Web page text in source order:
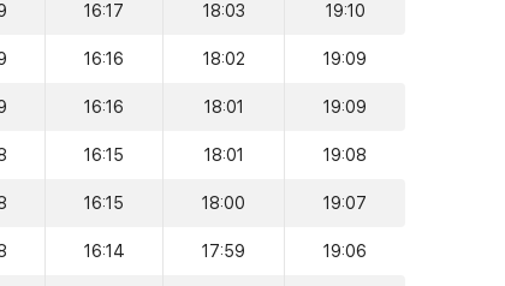
16:17 18:03 19:10
16:16 18:02 19:09
16:16 18:01 19:09
16:15 18:01 19:08
16:15 18:00 19:07
16:14 17:59 19:06